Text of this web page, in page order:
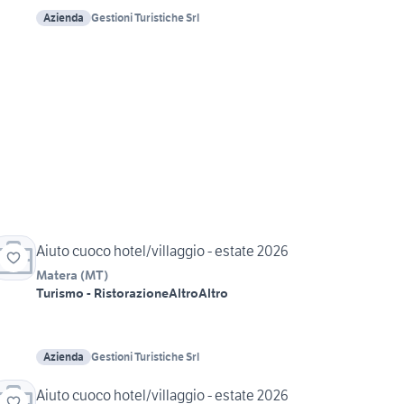
Azienda Gestioni Turistiche Srl
Aiuto cuoco hotel/villaggio - estate 2026
Matera (MT)
Turismo - RistorazioneAltroAltro
Azienda Gestioni Turistiche Srl
Aiuto cuoco hotel/villaggio - estate 2026